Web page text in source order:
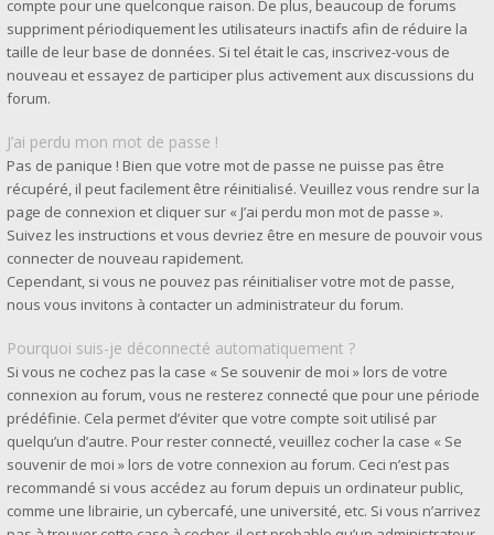
compte pour une quelconque raison. De plus, beaucoup de forums
suppriment périodiquement les utilisateurs inactifs afin de réduire la
taille de leur base de données. Si tel était le cas, inscrivez-vous de
nouveau et essayez de participer plus activement aux discussions du
forum.
J’ai perdu mon mot de passe !
Pas de panique ! Bien que votre mot de passe ne puisse pas être
récupéré, il peut facilement être réinitialisé. Veuillez vous rendre sur la
page de connexion et cliquer sur « J’ai perdu mon mot de passe ».
Suivez les instructions et vous devriez être en mesure de pouvoir vous
connecter de nouveau rapidement.
Cependant, si vous ne pouvez pas réinitialiser votre mot de passe,
nous vous invitons à contacter un administrateur du forum.
Pourquoi suis-je déconnecté automatiquement ?
Si vous ne cochez pas la case « Se souvenir de moi » lors de votre
connexion au forum, vous ne resterez connecté que pour une période
prédéfinie. Cela permet d’éviter que votre compte soit utilisé par
quelqu’un d’autre. Pour rester connecté, veuillez cocher la case « Se
souvenir de moi » lors de votre connexion au forum. Ceci n’est pas
recommandé si vous accédez au forum depuis un ordinateur public,
comme une librairie, un cybercafé, une université, etc. Si vous n’arrivez